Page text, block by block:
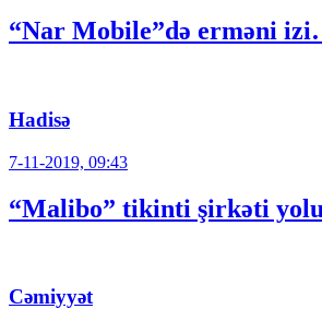
“Nar Mobile”də erməni
Hadisə
7-11-2019, 09:43
“Malibo” tikinti şirkəti
Cəmiyyət